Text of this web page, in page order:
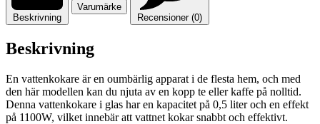
Beskrivning
Varumärke
Recensioner (0)
Beskrivning
En vattenkokare är en oumbärlig apparat i de flesta hem, och med
den här modellen kan du njuta av en kopp te eller kaffe på nolltid.
Denna vattenkokare i glas har en kapacitet på 0,5 liter och en effekt
på 1100W, vilket innebär att vattnet kokar snabbt och effektivt.